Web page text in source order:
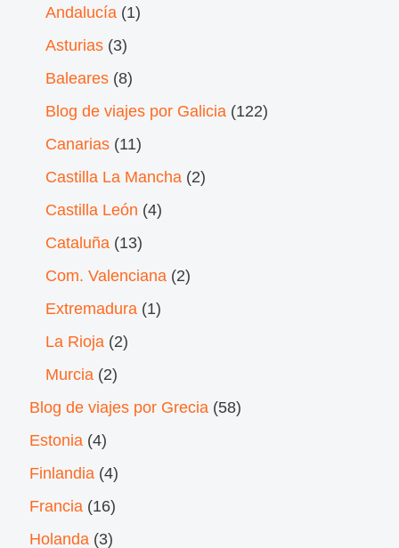
Andalucía (1)
Asturias (3)
Baleares (8)
Blog de viajes por Galicia (122)
Canarias (11)
Castilla La Mancha (2)
Castilla León (4)
Cataluña (13)
Com. Valenciana (2)
Extremadura (1)
La Rioja (2)
Murcia (2)
Blog de viajes por Grecia (58)
Estonia (4)
Finlandia (4)
Francia (16)
Holanda (3)